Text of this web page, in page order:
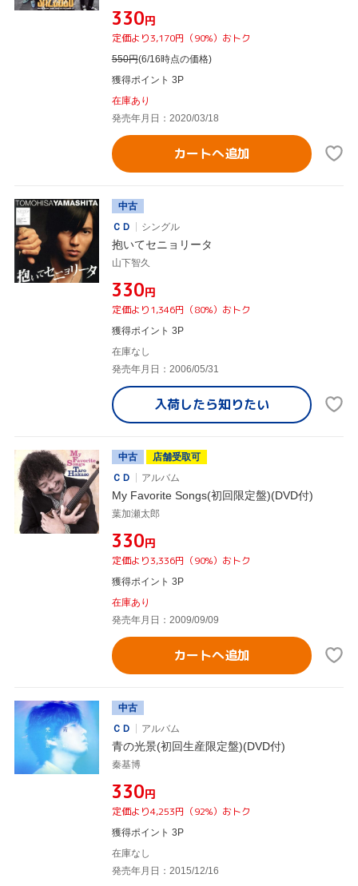
¥330円
定価より3,170円（90%）おトク
550円(6/16時点の価格)
獲得ポイント 3P
在庫あり
発売年月日：2020/03/18
カートへ追加
中古
ＣＤ
シングル
抱いてセニョリータ
山下智久
¥330円
定価より1,346円（80%）おトク
獲得ポイント 3P
在庫なし
発売年月日：2006/05/31
入荷したら知りたい
中古
店舗受取可
ＣＤ
アルバム
My Favorite Songs(初回限定盤)(DVD付)
葉加瀬太郎
¥330円
定価より3,336円（90%）おトク
獲得ポイント 3P
在庫あり
発売年月日：2009/09/09
カートへ追加
中古
ＣＤ
アルバム
青の光景(初回生産限定盤)(DVD付)
秦基博
¥330円
定価より4,253円（92%）おトク
獲得ポイント 3P
在庫なし
発売年月日：2015/12/16